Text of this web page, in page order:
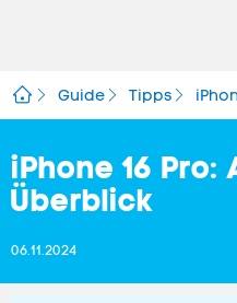
Guide Tipps
iPhone 16 Pro:
Überblick
06.11.2024